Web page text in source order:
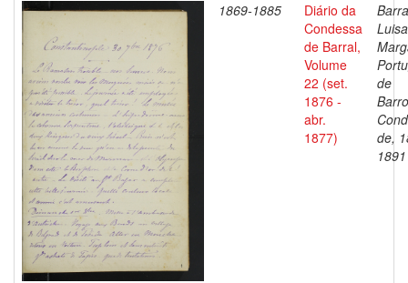
1869-1885
Diário da
Condessa
de Barral,
Volume
22 (set.
1876 -
abr.
1877)
Luisa
de
de,
1891